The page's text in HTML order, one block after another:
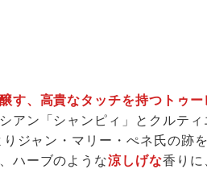
す、高貴なタッチを持つトゥー
アン「シャンピィ」とクルテ
ジャン・マリー・ぺネ氏の跡
ハーブのような涼しげな香りに